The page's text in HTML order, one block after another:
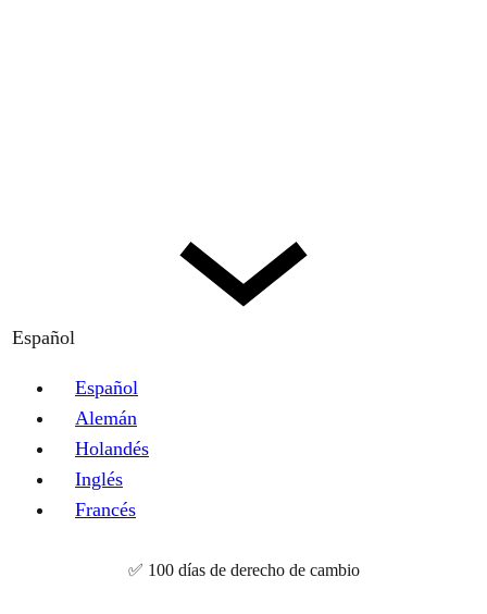
Español
Español
Alemán
Holandés
Inglés
Francés
✅ 100 días de derecho de cambio